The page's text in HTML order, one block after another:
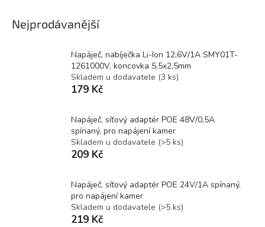
Nejprodávanější
Napáječ, nabíječka Li-Ion 12,6V/1A SMY01T-
1261000V, koncovka 5,5x2,5mm
Skladem u dodavatele (3 ks)
179 Kč
Napáječ, síťový adaptér POE 48V/0,5A
spínaný, pro napájení kamer
Skladem u dodavatele (>5 ks)
209 Kč
Napáječ, síťový adaptér POE 24V/1A spínaný,
pro napájení kamer
Skladem u dodavatele (>5 ks)
219 Kč